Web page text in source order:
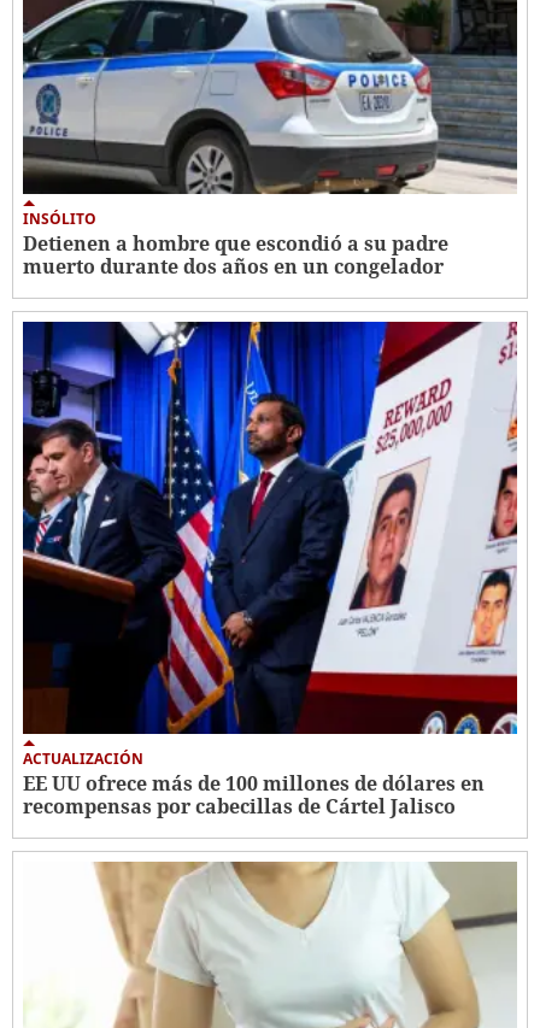
INSÓLITO
Detienen a hombre que escondió a su padre
muerto durante dos años en un congelador
ACTUALIZACIÓN
EE UU ofrece más de 100 millones de dólares en
recompensas por cabecillas de Cártel Jalisco